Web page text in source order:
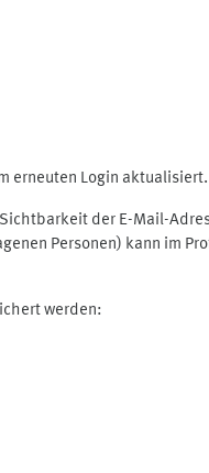
erneuten Login aktualisiert.
der E-Mail-
Personen) kann im
werden: